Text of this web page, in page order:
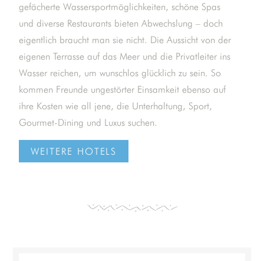
gefächerte Wassersportmöglichkeiten, schöne Spas
und diverse Restaurants bieten Abwechslung – doch
eigentlich braucht man sie nicht. Die Aussicht von der
eigenen Terrasse auf das Meer und die Privatleiter ins
Wasser reichen, um wunschlos glücklich zu sein. So
kommen Freunde ungestörter Einsamkeit ebenso auf
ihre Kosten wie all jene, die Unterhaltung, Sport,
Gourmet-Dining und Luxus suchen.
WEITERE HOTELS